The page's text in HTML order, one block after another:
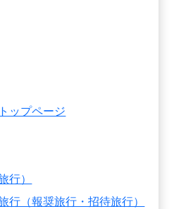
ップページ
行）
行（報奨旅行・招待旅行）